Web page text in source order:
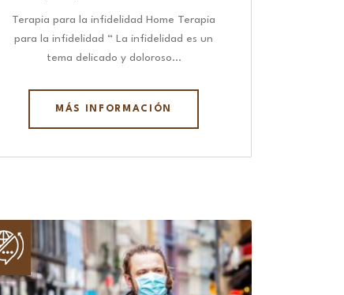
Terapia para la infidelidad Home Terapia
para la infidelidad “ La infidelidad es un
tema delicado y doloroso…
MÁS INFORMACIÓN